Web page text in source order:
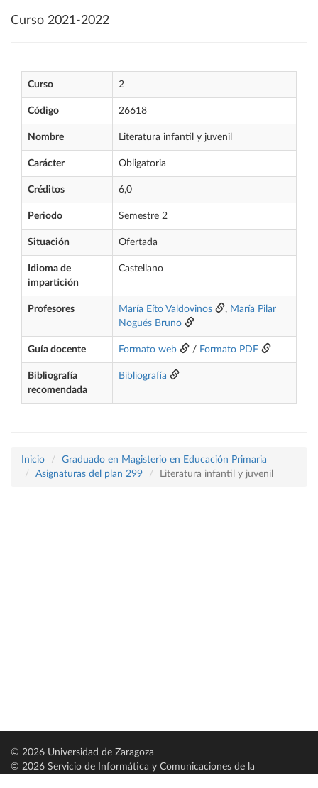
Curso 2021-2022
Curso 2
Código 26618
Nombre Literatura infantil y juvenil
Carácter Obligatoria
Créditos 6,0
Periodo Semestre 2
Situación Ofertada
Idioma de
impartición
Castellano
Profesores María Eíto Valdovinos , María Pilar
Nogués Bruno
Guía docente Formato web / Formato PDF
Bibliografía
recomendada
Bibliografía
Inicio
Graduado en Magisterio en Educación Primaria
Asignaturas del plan 299
Literatura infantil y juvenil
© 2026 Universidad de Zaragoza
© 2026 Servicio de Informática y Comunicaciones de la